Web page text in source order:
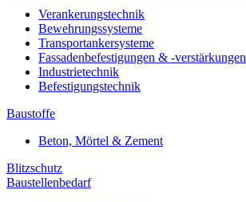
Verankerungstechnik
Bewehrungssysteme
Transportankersysteme
Fassadenbefestigungen & -verstärkungen
Industrietechnik
Befestigungstechnik
Baustoffe
Beton, Mörtel & Zement
Blitzschutz
Baustellenbedarf